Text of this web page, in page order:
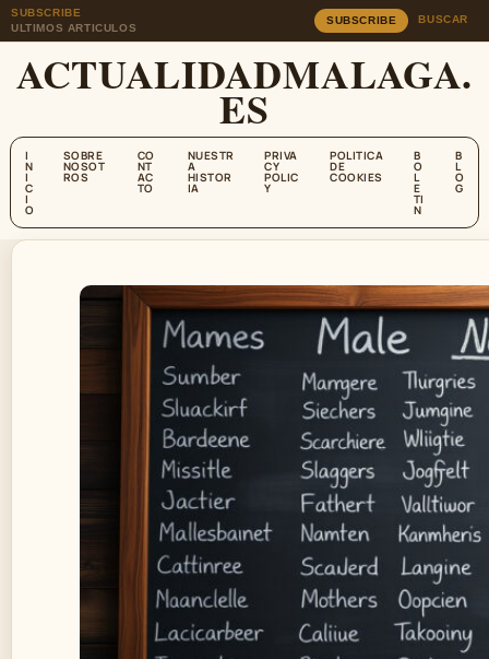
SUBSCRIBE
ULTIMOS ARTICULOS
SUBSCRIBE BUSCAR
ACTUALIDADMALAGA.
ES
I
N
I
C
I
O
SOBRE
NOSOT
ROS
CO
NT
AC
TO
NUESTR
A
HISTOR
IA
PRIVA
CY
POLIC
Y
POLITICA
DE
COOKIES
B
O
L
E
TI
N
B
L
O
G